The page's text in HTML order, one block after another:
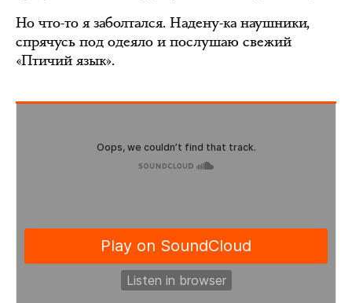
Но что-то я заболтался. Надену-ка наушники,
спрячусь под одеяло и послушаю свежий
«Птичий язык».